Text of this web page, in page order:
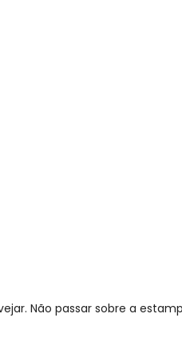
Não passar sobre a